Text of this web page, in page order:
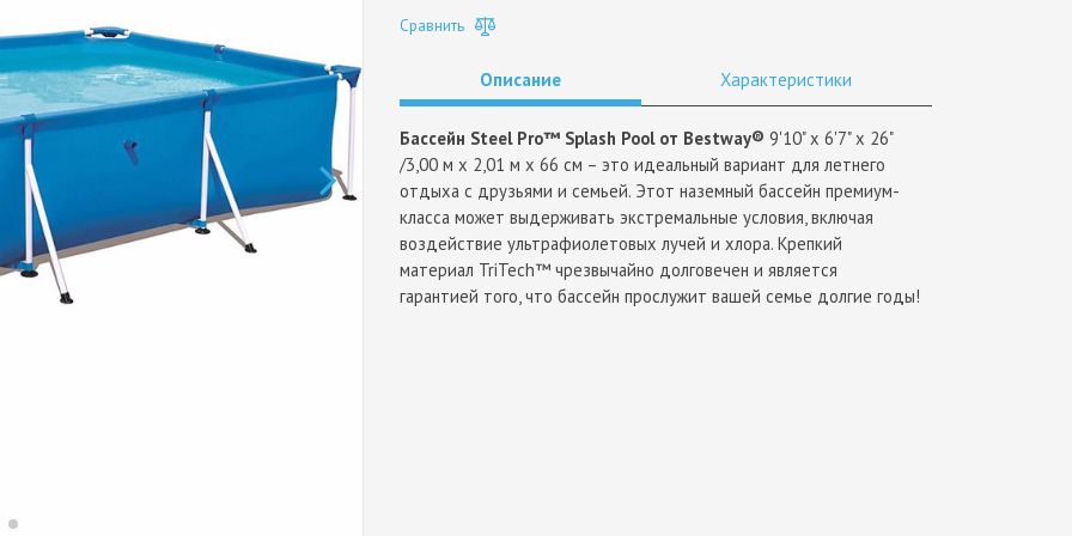
Сравнить
Описание Характеристики
Бассейн Steel Pro™ Splash Pool от Bestway® 9'10" x 6'7" x 26"
/3,00 м x 2,01 м x 66 см – это идеальный вариант для летнего
отдыха с друзьями и семьей. Этот наземный бассейн премиум-
класса может выдерживать экстремальные условия, включая
воздействие ультрафиолетовых лучей и хлора. Крепкий
материал TriTech™ чрезвычайно долговечен и является
гарантией того, что бассейн прослужит вашей семье долгие годы!